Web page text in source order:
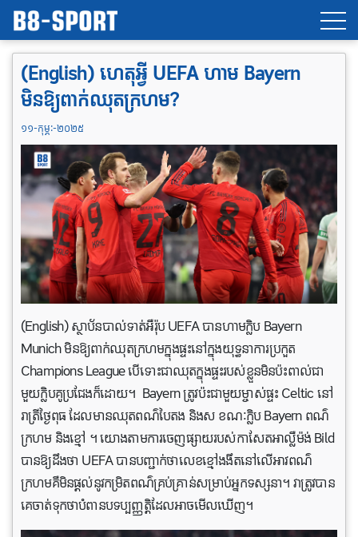
(English) ហេតុអ្វី UEFA ហាម Bayern
មិនឱ្យពាក់ឈុតក្រហម?
១១-កុម្ភៈ-២០២៥
(English) ស្ថាប័នបាល់ទាត់អឺរ៉ុប UEFA បានហាមក្លិប Bayern
Munich មិនឱ្យពាក់ឈុតក្រហមក្នុងផ្ទះនៅក្នុងយុទ្ធនាការប្រកួត
Champions League បើទោះជាឈុតក្នុងផ្ទះរបស់ខ្លួនមិនប៉ះពាល់ជា
មួយក្លិបគូប្រជែងក៏ដោយ។ Bayern ត្រូវប៉ះជាមួយម្ចាស់ផ្ទះ Celtic នៅ
រាត្រីថ្ងៃពុធ ដែលមានឈុតពណ៌បៃតង និងស ខណៈក្លិប Bayern ពណ៌
ក្រហម និងខ្មៅ ។យោងតាមការចេញផ្សាយរបស់កាសែតអាល្លឺម៉ង់Bild
បានឱ្យដឹងថា UEFAបានបញ្ជាក់ថាលេខខ្មៅងងឹតនៅលើអាវពណ៌
ក្រហមគឺមិនផ្តល់នូវកម្រិតពណ៌គ្រប់គ្រាន់សម្រាប់អ្នកទស្សនា។ វាត្រូវបាន
គេចាត់ទុក​ថា​បំពាន​បទប្បញ្ញត្តិ​ដែល​អាច​មើល​ឃើញ។